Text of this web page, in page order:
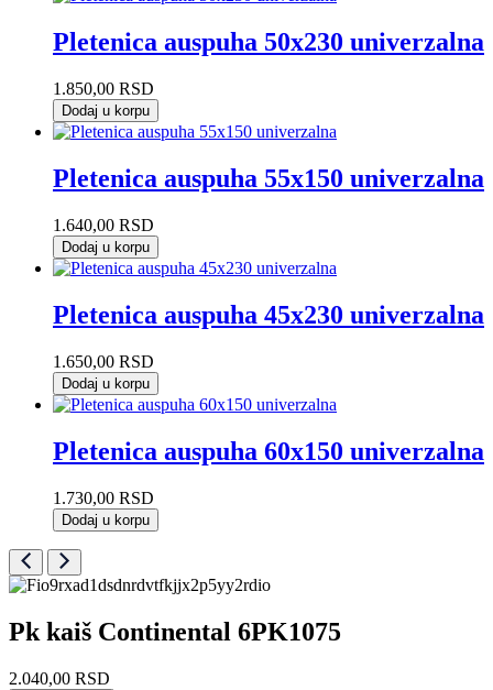
Pletenica auspuha 50x230 univerzalna
1.850,00 RSD
Dodaj u korpu
Pletenica auspuha 55x150 univerzalna
1.640,00 RSD
Dodaj u korpu
Pletenica auspuha 45x230 univerzalna
1.650,00 RSD
Dodaj u korpu
Pletenica auspuha 60x150 univerzalna
1.730,00 RSD
Dodaj u korpu
Pk kaiš Continental 6PK1075
2.040,00 RSD